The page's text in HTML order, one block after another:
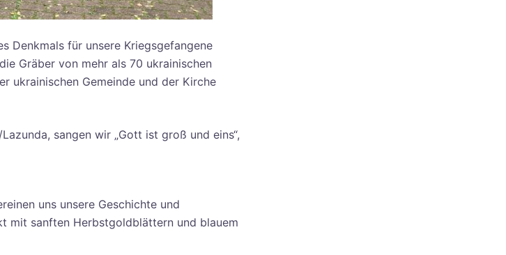
Denkmals für unsere Kriegsgefangene
Gräber von mehr als 70 ukrainischen
ukrainischen Gemeinde und der Kirche
sangen wir „Gott ist groß und eins“,
uns unsere Geschichte und
mit sanften Herbstgoldblättern und blauem